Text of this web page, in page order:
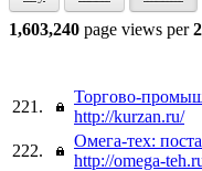
1,603,240 page views per
221.
Торгово-
http://kurzan.ru/
222.
Омега-тех:
http://omega-